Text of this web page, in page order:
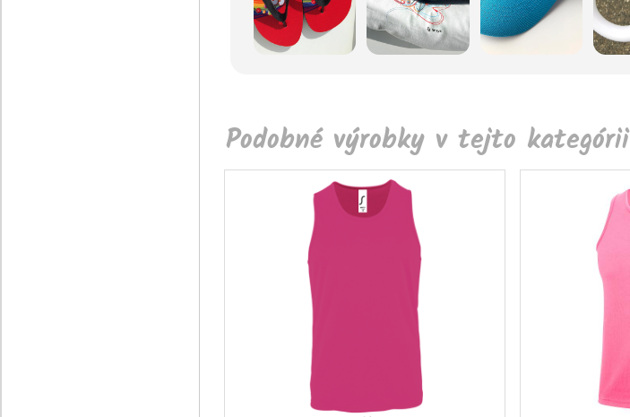
Podobné výrobky v tejto kategórii